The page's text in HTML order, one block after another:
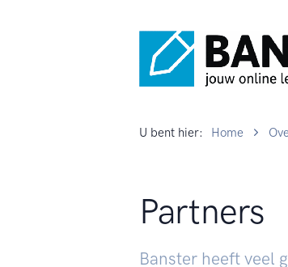
U bent hier: Home
Partners
Banster heeft veel